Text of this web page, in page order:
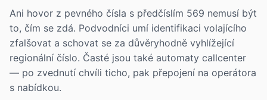
Ani hovor z pevného čísla s předčíslím 569 nemusí být
to, čím se zdá. Podvodníci umí identifikaci volajícího
zfalšovat a schovat se za důvěryhodně vyhlížející
regionální číslo. Časté jsou také automaty callcenter
— po zvednutí chvíli ticho, pak přepojení na operátora
s nabídkou.